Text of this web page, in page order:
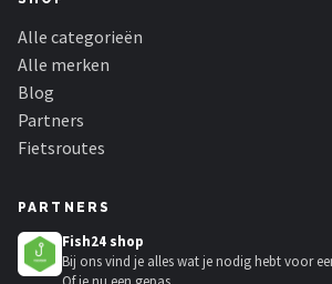
Alle categorieën
Alle merken
Blog
Partners
Fietsroutes
PARTNERS
Fish24 shop
Bij ons vind je alles wat je nodig hebt voor